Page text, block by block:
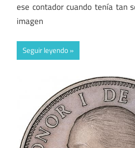
ese contador cuando tenía tan
imagen
Seguir leyendo